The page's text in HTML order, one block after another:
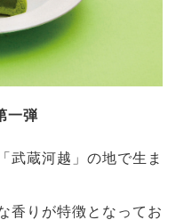
一弾
武蔵河越」の地で生ま
香りが特徴となってお